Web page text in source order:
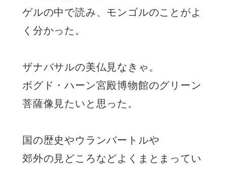
ゲルの中で読み、モンゴルのことがよ
く分かった。
ザナバサルの美仏見なきゃ。
ボグド・ハーン宮殿博物館のグリーン
菩薩像見たいと思った。
国の歴史やウランバートルや
郊外の見どころなどよくまとまってい